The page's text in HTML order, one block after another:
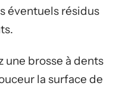
éventuels résidus
brosse à dents
la surface de